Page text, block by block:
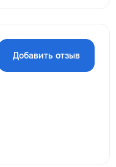
Добавить отзыв